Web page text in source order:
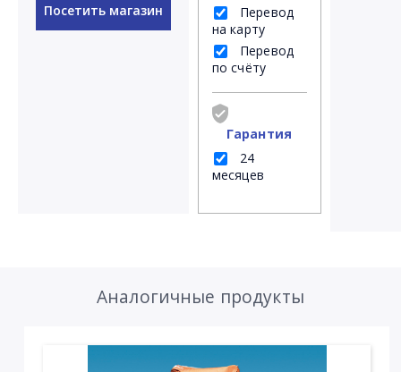
Посетить магазин
Перевод
на карту
Перевод
по счёту
Гарантия
24
месяцев
Аналогичные продукты